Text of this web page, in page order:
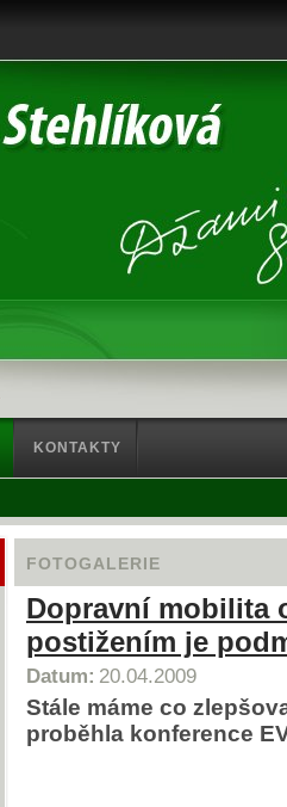
FOTOGALERIE
Dopravní mobilita
postižením je
Datum: 20.04.2009
Stále máme co
proběhla konference
KONTAKTY